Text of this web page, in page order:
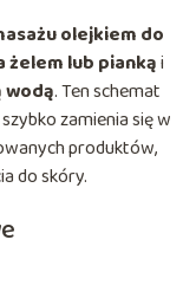
olejkiem do
żelem lub piankąi
wodą. Ten schemat
zamienia się w
produktów,
do skóry.